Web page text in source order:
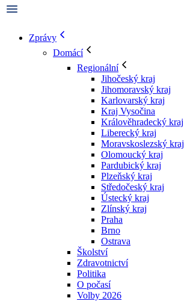
Zprávy
Domácí
Regionální
Jihočeský kraj
Jihomoravský kraj
Karlovarský kraj
Kraj Vysočina
Králověhradecký kraj
Liberecký kraj
Moravskoslezský kraj
Olomoucký kraj
Pardubický kraj
Plzeňský kraj
Středočeský kraj
Ústecký kraj
Zlínský kraj
Praha
Brno
Ostrava
Školství
Zdravotnictví
Politika
O počasí
Volby 2026